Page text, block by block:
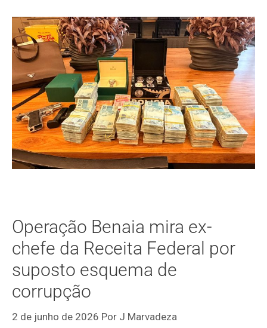
Operação Benaia mira ex-
chefe da Receita Federal por
suposto esquema de
corrupção
2 de junho de 2026 Por J Marvadeza